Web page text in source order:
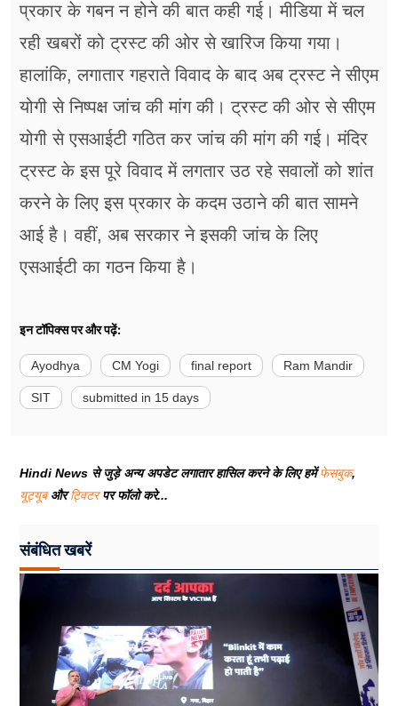
प्रकार के गबन न होने की बात कही गई। मीडिया में चल
रही खबरों को ट्रस्ट की ओर से खारिज किया गया।
हालांकि, लगातार गहराते विवाद के बाद अब ट्रस्ट ने सीएम
योगी से निष्पक्ष जांच की मांग की। ट्रस्ट की ओर से सीएम
योगी से एसआईटी गठित कर जांच की मांग की गई। मंदिर
ट्रस्ट के इस पूरे विवाद में लगतार उठ रहे सवालों को शांत
करने के लिए इस प्रकार के कदम उठाने की बात सामने
आई है। वहीं, अब सरकार ने इसकी जांच के लिए
एसआईटी का गठन किया है।
इन टॉपिक्स पर और पढ़ें:
Ayodhya CM Yogi final report Ram Mandir
SIT submitted in 15 days
Hindi News से जुड़े अन्य अपडेट लगातार हासिल करने के लिए हमेंफेसबुक,
यूट्यूबऔरट्विटरपर फॉलो करे...
संबंधित खबरें